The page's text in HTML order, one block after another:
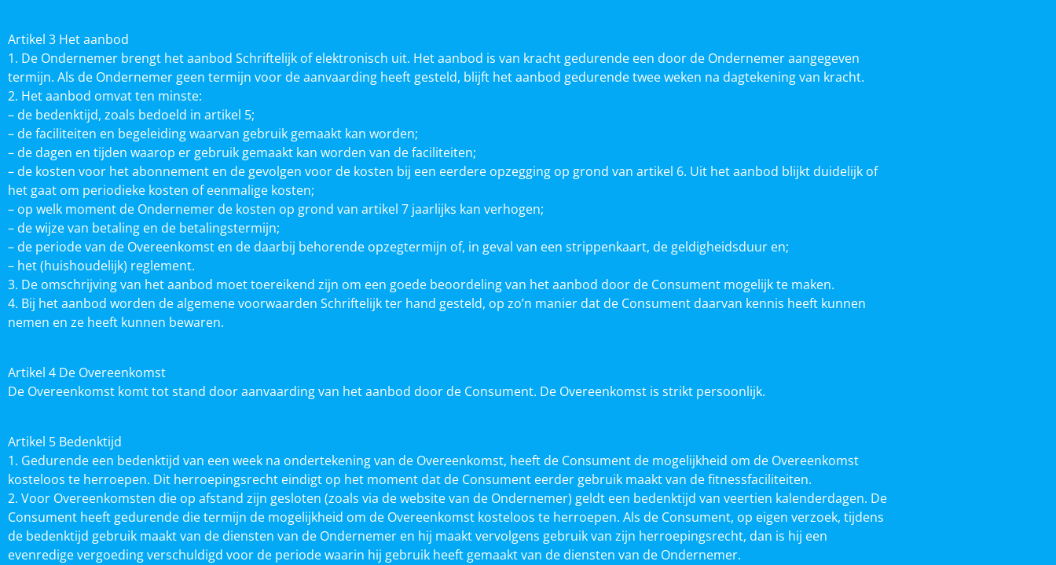
Artikel 3 Het aanbod
1. De Ondernemer brengt het aanbod Schriftelijk of elektronisch uit. Het aanbod is van kracht gedurende een door de Ondernemer aangegeven
termijn. Als de Ondernemer geen termijn voor de aanvaarding heeft gesteld, blijft het aanbod gedurende twee weken na dagtekening van kracht.
2. Het aanbod omvat ten minste:
– de bedenktijd, zoals bedoeld in artikel 5;
– de faciliteiten en begeleiding waarvan gebruik gemaakt kan worden;
– de dagen en tijden waarop er gebruik gemaakt kan worden van de faciliteiten;
– de kosten voor het abonnement en de gevolgen voor de kosten bij een eerdere opzegging op grond van artikel 6. Uit het aanbod blijkt duidelijk of
het gaat om periodieke kosten of eenmalige kosten;
– op welk moment de Ondernemer de kosten op grond van artikel 7 jaarlijks kan verhogen;
– de wijze van betaling en de betalingstermijn;
– de periode van de Overeenkomst en de daarbij behorende opzegtermijn of, in geval van een strippenkaart, de geldigheidsduur en;
– het (huishoudelijk) reglement.
3. De omschrijving van het aanbod moet toereikend zijn om een goede beoordeling van het aanbod door de Consument mogelijk te maken.
4. Bij het aanbod worden de algemene voorwaarden Schriftelijk ter hand gesteld, op zo’n manier dat de Consument daarvan kennis heeft kunnen
nemen en ze heeft kunnen bewaren.
Artikel 4 De Overeenkomst
De Overeenkomst komt tot stand door aanvaarding van het aanbod door de Consument. De Overeenkomst is strikt persoonlijk.
Artikel 5 Bedenktijd
1. Gedurende een bedenktijd van een week na ondertekening van de Overeenkomst, heeft de Consument de mogelijkheid om de Overeenkomst
kosteloos te herroepen. Dit herroepingsrecht eindigt op het moment dat de Consument eerder gebruik maakt van de fitnessfaciliteiten.
2. Voor Overeenkomsten die op afstand zijn gesloten (zoals via de website van de Ondernemer) geldt een bedenktijd van veertien kalenderdagen. De
Consument heeft gedurende die termijn de mogelijkheid om de Overeenkomst kosteloos te herroepen. Als de Consument, op eigen verzoek, tijdens
de bedenktijd gebruik maakt van de diensten van de Ondernemer en hij maakt vervolgens gebruik van zijn herroepingsrecht, dan is hij een
evenredige vergoeding verschuldigd voor de periode waarin hij gebruik heeft gemaakt van de diensten van de Ondernemer.